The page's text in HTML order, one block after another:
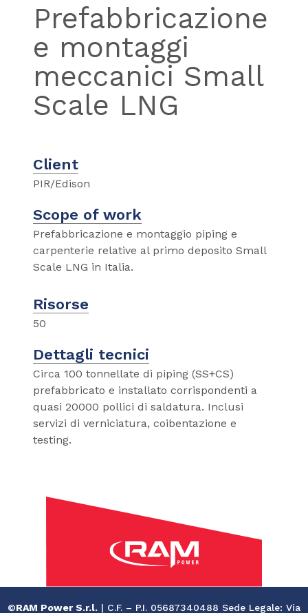
Prefabbricazione
e montaggi
meccanici Small
Scale LNG
Client
PIR/Edison
Scope of work
Prefabbricazione e montaggio piping e
carpenterie relative al primo deposito Small
Scale LNG in Italia.
Risorse
50
Dettagli tecnici
Circa 100 tonnellate di piping (SS+CS)
prefabbricato e installato corrispondenti a
quasi 20000 pollici di saldatura. Inclusi
servizi di verniciatura, coibentazione e
testing.
©RAM Power S.r.l. | C.F. – P.I. 05687340488 Sede Legale: Via